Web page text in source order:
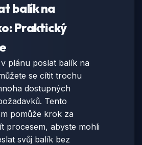
balík na
Praktický
plánu poslat balík na
se cítit trochu
dostupných
Tento
pomůže krok za
procesem, abyste mohli
svůj balík bez